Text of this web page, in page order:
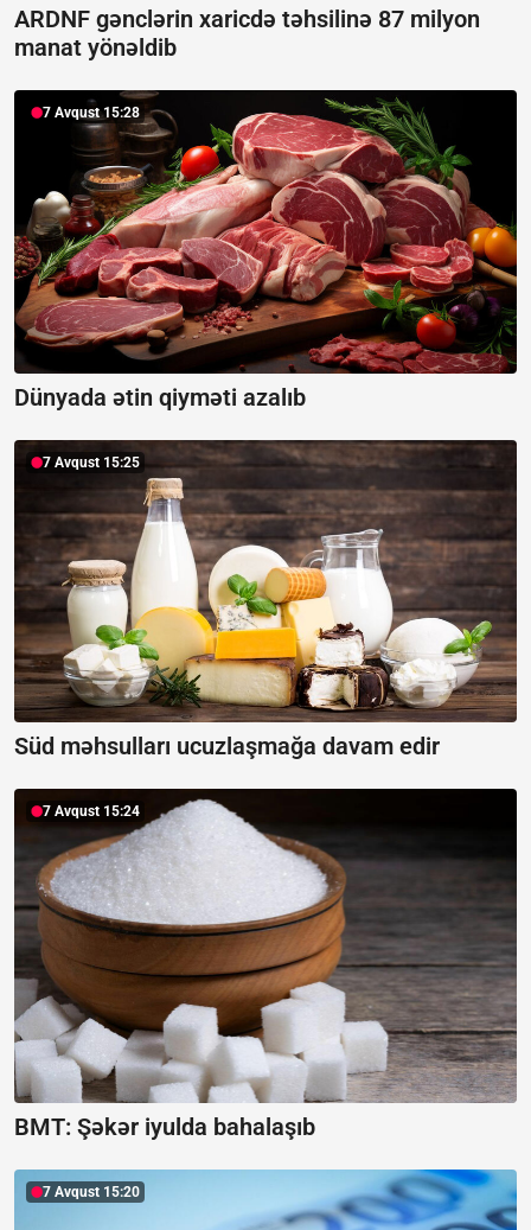
ARDNF gənclərin xaricdə təhsilinə 87 milyon
manat yönəldib
7 Avqust 15:28
Dünyada ətin qiyməti azalıb
7 Avqust 15:25
Süd məhsulları ucuzlaşmağa davam edir
7 Avqust 15:24
BMT: Şəkər iyulda bahalaşıb
7 Avqust 15:20